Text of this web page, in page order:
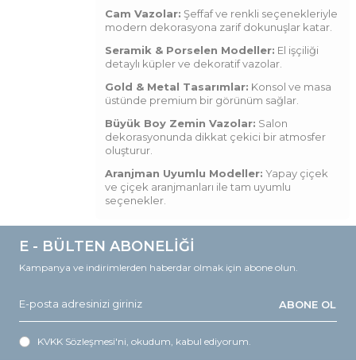
Cam Vazolar: Şeffaf ve renkli seçenekleriyle
modern dekorasyona zarif dokunuşlar katar.
Seramik & Porselen Modeller: El işçiliği
detaylı küpler ve dekoratif vazolar.
Gold & Metal Tasarımlar: Konsol ve masa
üstünde premium bir görünüm sağlar.
Büyük Boy Zemin Vazolar: Salon
dekorasyonunda dikkat çekici bir atmosfer
oluşturur.
Aranjman Uyumlu Modeller: Yapay çiçek
ve çiçek aranjmanları ile tam uyumlu
seçenekler.
E - BÜLTEN ABONELİĞİ
Kampanya ve indirimlerden haberdar olmak için abone olun.
ABONE OL
KVKK Sözleşmesi'ni , okudum, kabul ediyorum.